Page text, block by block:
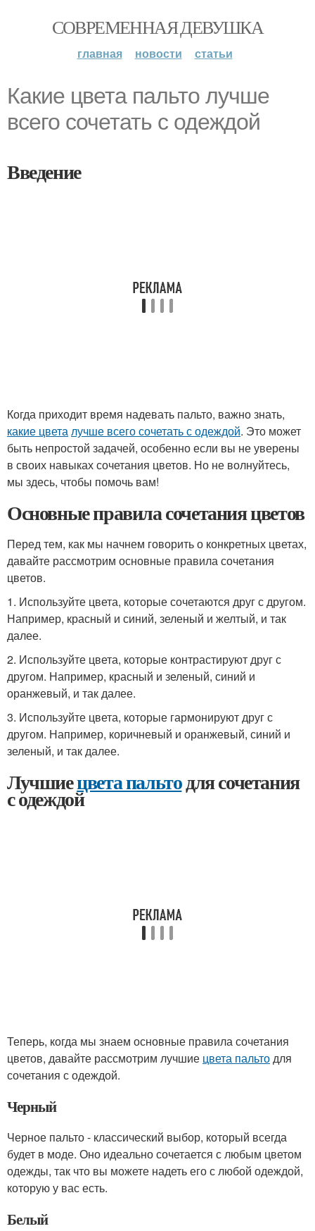
СОВРЕМЕННАЯ ДЕВУШКА
главная новости статьи
Какие цвета пальто лучше
всего сочетать с одеждой
Введение
Когда приходит время надевать пальто, важно знать,
какие цветалучше всего сочетать с одеждой. Это может
быть непростой задачей, особенно если вы не уверены
в своих навыках сочетания цветов. Но не волнуйтесь,
мы здесь, чтобы помочь вам!
Основные правила сочетания цветов
Перед тем, как мы начнем говорить о конкретных цветах,
давайте рассмотрим основные правила сочетания
цветов.
1. Используйте цвета, которые сочетаются друг с другом.
Например, красный и синий, зеленый и желтый, и так
далее.
2. Используйте цвета, которые контрастируют друг с
другом. Например, красный и зеленый, синий и
оранжевый, и так далее.
3. Используйте цвета, которые гармонируют друг с
другом. Например, коричневый и оранжевый, синий и
зеленый, и так далее.
Лучшиецвета пальтодля сочетания
с одеждой
Теперь, когда мы знаем основные правила сочетания
цветов, давайте рассмотрим лучшие цвета пальтодля
сочетания с одеждой.
Черный
Черное пальто - классический выбор, который всегда
будет в моде. Оно идеально сочетается с любым цветом
одежды, так что вы можете надеть его с любой одеждой,
которую у вас есть.
Белый